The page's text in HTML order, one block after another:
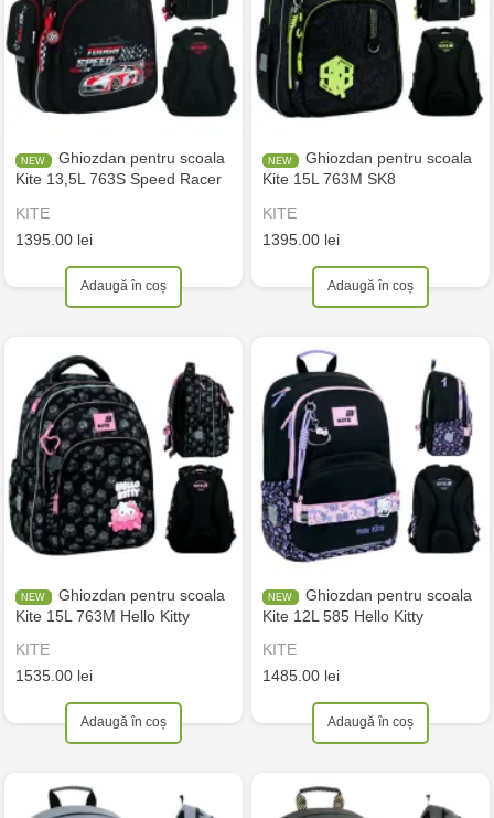
Ghiozdan pentru scoala
Kite 13,5L 763S Speed Racer
KITE
1395.00 lei
Adaugă în coș
Ghiozdan pentru scoala
Kite 15L 763M SK8
KITE
1395.00 lei
Adaugă în coș
Ghiozdan pentru scoala
Kite 15L 763M Hello Kitty
KITE
1535.00 lei
Adaugă în coș
Ghiozdan pentru scoala
Kite 12L 585 Hello Kitty
KITE
1485.00 lei
Adaugă în coș